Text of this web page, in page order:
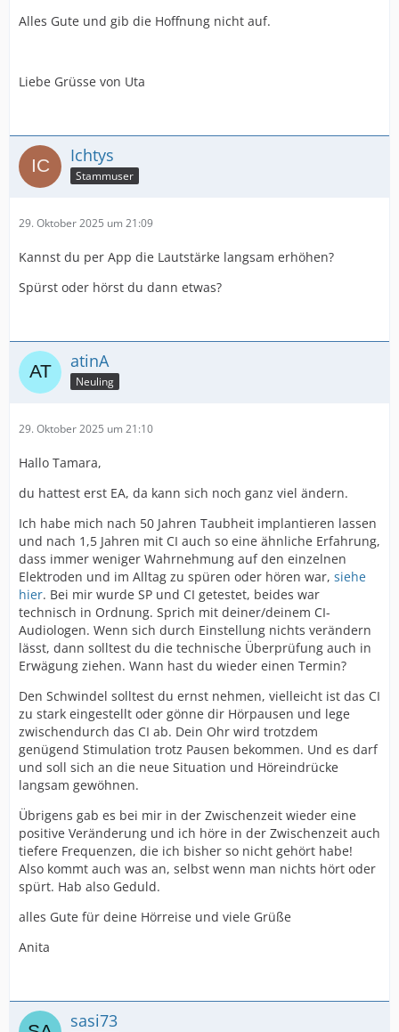
Alles Gute und gib die Hoffnung nicht auf.
Liebe Grüsse von Uta
Ichtys
Stammuser
29. Oktober 2025 um 21:09
Kannst du per App die Lautstärke langsam erhöhen?
Spürst oder hörst du dann etwas?
atinA
Neuling
29. Oktober 2025 um 21:10
Hallo Tamara,
du hattest erst EA, da kann sich noch ganz viel ändern.
Ich habe mich nach 50 Jahren Taubheit implantieren lassen
und nach 1,5 Jahren mit CI auch so eine ähnliche Erfahrung,
dass immer weniger Wahrnehmung auf den einzelnen
Elektroden und im Alltag zu spüren oder hören war, siehe
hier. Bei mir wurde SP und CI getestet, beides war
technisch in Ordnung. Sprich mit deiner/deinem CI-
Audiologen. Wenn sich durch Einstellung nichts verändern
lässt, dann solltest du die technische Überprüfung auch in
Erwägung ziehen. Wann hast du wieder einen Termin?
Den Schwindel solltest du ernst nehmen, vielleicht ist das CI
zu stark eingestellt oder gönne dir Hörpausen und lege
zwischendurch das CI ab. Dein Ohr wird trotzdem
genügend Stimulation trotz Pausen bekommen. Und es darf
und soll sich an die neue Situation und Höreindrücke
langsam gewöhnen.
Übrigens gab es bei mir in der Zwischenzeit wieder eine
positive Veränderung und ich höre in der Zwischenzeit auch
tiefere Frequenzen, die ich bisher so nicht gehört habe!
Also kommt auch was an, selbst wenn man nichts hört oder
spürt. Hab also Geduld.
alles Gute für deine Hörreise und viele Grüße
Anita
sasi73